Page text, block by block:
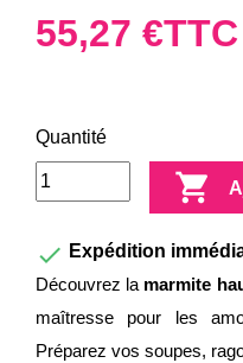
55,27 €TTC
Quantité

 Expédition
Découvrez la marmite
maîtresse pour les
Préparez vos soupes,